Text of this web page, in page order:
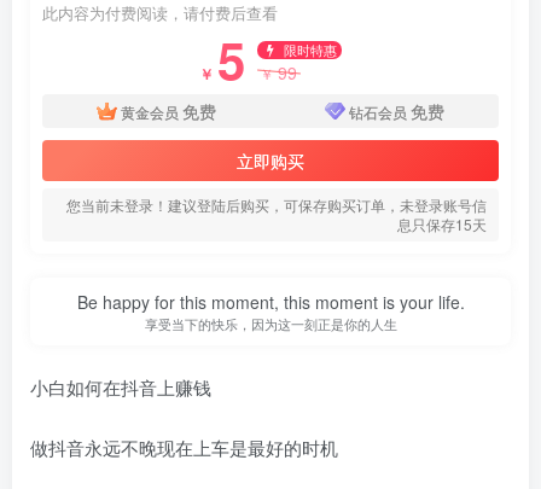
此内容为付费阅读，请付费后查看
￥ 5 限时特惠
￥99
黄金会员 免费 钻石会员 免费
立即购买
您当前未登录！建议登陆后购买，可保存购买订单，未登录账号信
息只保存15天
Be happy for this moment, this moment is your life.
享受当下的快乐，因为这一刻正是你的人生
小白如何在抖音上赚钱
做抖音永远不晚现在上车是最好的时机